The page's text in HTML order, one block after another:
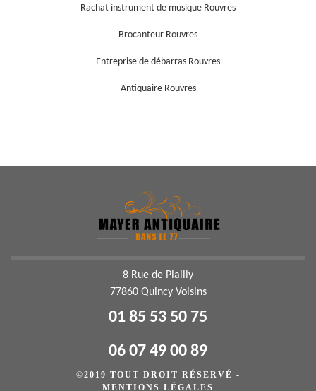
Rachat instrument de musique Rouvres
Brocanteur Rouvres
Entreprise de débarras Rouvres
Antiquaire Rouvres
8 Rue de Plailly
77860 Quincy Voisins
01 85 53 50 75
06 07 49 00 89
©2019 TOUT DROIT RÉSERVÉ -
MENTIONS LÉGALES